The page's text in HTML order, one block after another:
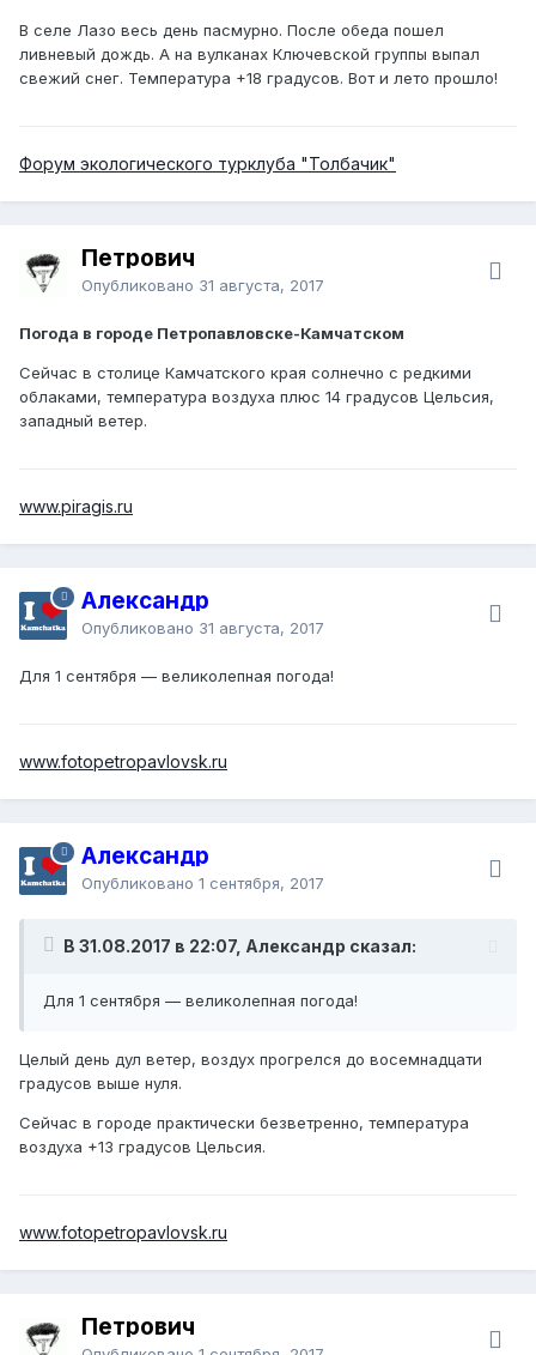
В селе Лазо весь день пасмурно. После обеда пошел
ливневый дождь. А на вулканах Ключевской группы выпал
свежий снег. Температура +18 градусов. Вот и лето прошло!
Форум экологического турклуба "Толбачик"
Петрович
Опубликовано 31 августа, 2017
Погода в городе Петропавловске-Камчатском
Сейчас в столице Камчатского края солнечно с редкими
облаками, температура воздуха плюс 14 градусов Цельсия,
западный ветер.
www.piragis.ru
Александр
Опубликовано 31 августа, 2017
Для 1 сентября — великолепная погода!
www.fotopetropavlovsk.ru
Александр
Опубликовано 1 сентября, 2017
В 31.08.2017 в 22:07, Александр сказал:
Для 1 сентября — великолепная погода!
Целый день дул ветер, воздух прогрелся до восемнадцати
градусов выше нуля.
Сейчас в городе практически безветренно, температура
воздуха +13 градусов Цельсия.
www.fotopetropavlovsk.ru
Петрович